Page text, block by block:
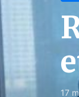
17